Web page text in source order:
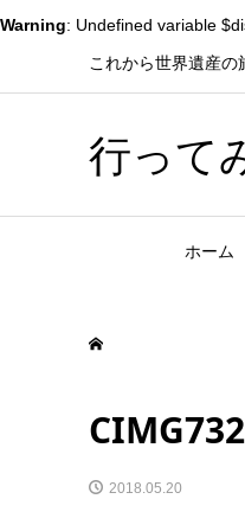
Warning: Undefined variable
これから世界遺産の
行って
ホーム
2018.05.20